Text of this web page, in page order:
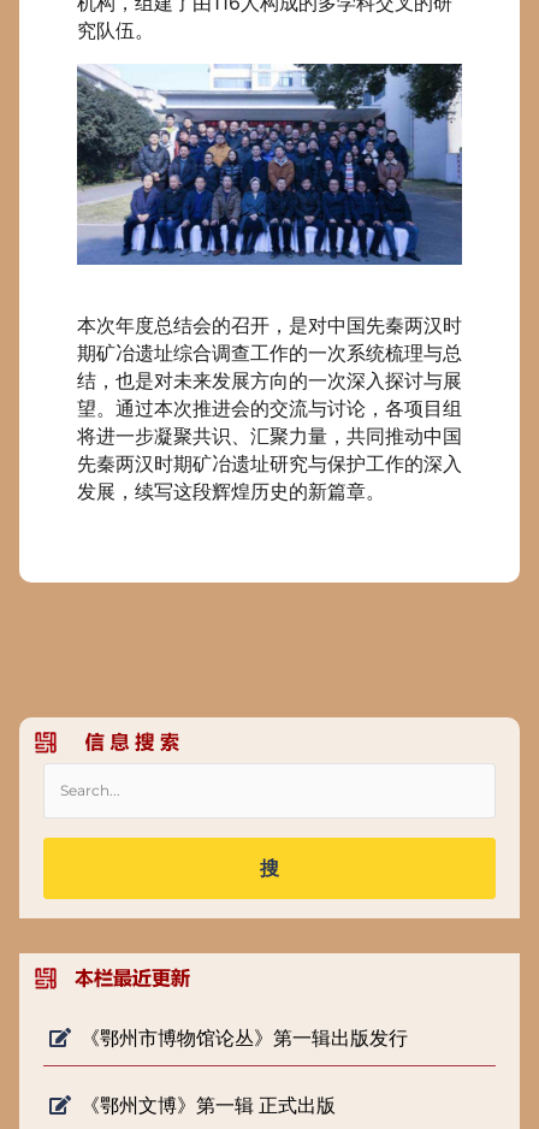
究队伍。
本次年度总结会的召开，是对中国先秦两汉时
期矿冶遗址综合调查工作的一次系统梳理与总
结，也是对未来发展方向的一次深入探讨与展
望。通过本次推进会的交流与讨论，各项目组
将进一步凝聚共识、汇聚力量，共同推动中国
先秦两汉时期矿冶遗址研究与保护工作的深入
发展，续写这段辉煌历史的新篇章。
搜
《鄂州市博物馆论丛》第一辑出版发行
《鄂州文博》第一辑 正式出版